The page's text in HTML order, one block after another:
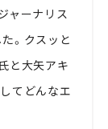
ャーナリス
。クスッと
と大矢アキ
てどんなエ